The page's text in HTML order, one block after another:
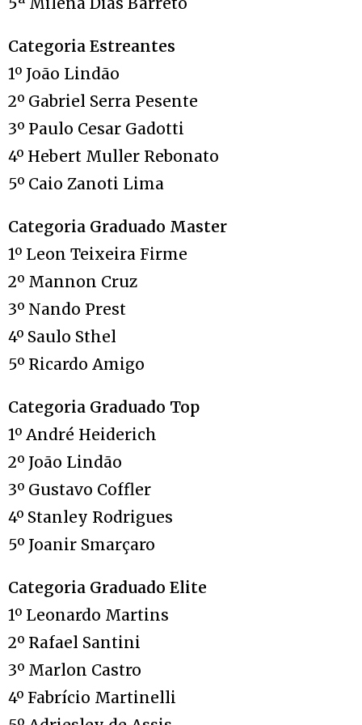
Categoria Estreantes
1º João Lindão
2º Gabriel Serra Pesente
3º Paulo Cesar Gadotti
4º Hebert Muller Rebonato
5º Caio Zanoti Lima
Categoria Graduado Master
1º Leon Teixeira Firme
2º Mannon Cruz
3º Nando Prest
4º Saulo Sthel
5º Ricardo Amigo
Categoria Graduado Top
1º André Heiderich
2º João Lindão
3º Gustavo Coffler
4º Stanley Rodrigues
5º Joanir Smarçaro
Categoria Graduado Elite
1º Leonardo Martins
2º Rafael Santini
3º Marlon Castro
4º Fabrício Martinelli